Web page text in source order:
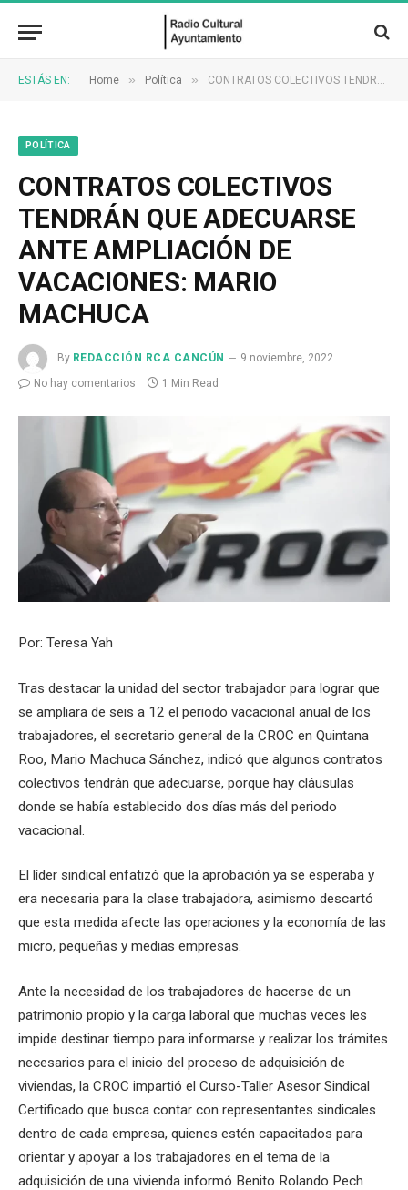
ESTÁS EN: Home » Política » CONTRATOS COLECTIVOS TENDRÁN QUE ADECUARSE ANTE AMPLIACIÓN DE VACACIONES: MARIO MACHUCA
POLÍTICA
CONTRATOS COLECTIVOS
TENDRÁN QUE ADECUARSE
ANTE AMPLIACIÓN DE
VACACIONES: MARIO
MACHUCA
By REDACCIÓN RCA CANCÚN
9 noviembre, 2022
No hay comentarios
1 Min Read
Por: Teresa Yah
Tras destacar la unidad del sector trabajador para lograr que
se ampliara de seis a 12 el periodo vacacional anual de los
trabajadores, el secretario general de la CROC en Quintana
Roo, Mario Machuca Sánchez, indicó que algunos contratos
colectivos tendrán que adecuarse, porque hay cláusulas
donde se había establecido dos días más del periodo
vacacional.
El líder sindical enfatizó que la aprobación ya se esperaba y
era necesaria para la clase trabajadora, asimismo descartó
que esta medida afecte las operaciones y la economía de las
micro, pequeñas y medias empresas.
Ante la necesidad de los trabajadores de hacerse de un
patrimonio propio y la carga laboral que muchas veces les
impide destinar tiempo para informarse y realizar los trámites
necesarios para el inicio del proceso de adquisición de
viviendas, la CROC impartió el Curso-Taller Asesor Sindical
Certificado que busca contar con representantes sindicales
dentro de cada empresa, quienes estén capacitados para
orientar y apoyar a los trabajadores en el tema de la
adquisición de una vivienda informó Benito Rolando Pech